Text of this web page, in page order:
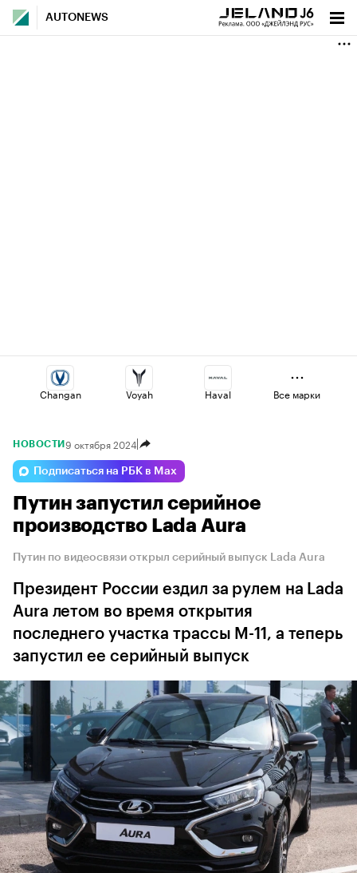
AUTONEWS
Changan Voyah Haval
Lada Jaecoo
Omoda Volga Esteo
Все марки
НОВОСТИ 9 октября 2024
Подписаться на РБК в Max
Путин запустил серийное
производство Lada Aura
Путин по видеосвязи открыл серийный выпуск Lada Aura
Президент России ездил за рулем на Lada
Aura летом во время открытия
последнего участка трассы М-11, а теперь
запустил ее серийный выпуск